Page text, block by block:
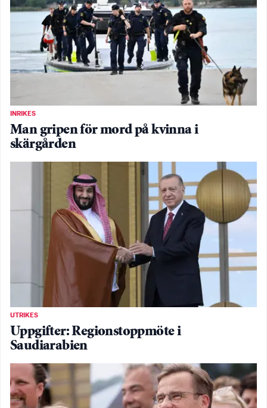
INRIKES
Man gripen för mord på kvinna i
skärgården
UTRIKES
Uppgifter: Regionstoppmöte i
Saudiarabien